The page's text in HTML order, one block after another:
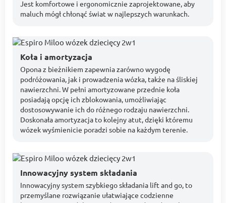
Jest komfortowe i ergonomicznie zaprojektowane, aby
maluch mógł chłonąć świat w najlepszych warunkach.
Koła i amortyzacja
Opona z bieżnikiem zapewnia zarówno wygodę
podróżowania, jak i prowadzenia wózka, także na śliskiej
nawierzchni. W pełni amortyzowane przednie koła
posiadają opcję ich zblokowania, umożliwiając
dostosowywanie ich do różnego rodzaju nawierzchni.
Doskonała amortyzacja to kolejny atut, dzięki któremu
wózek wyśmienicie poradzi sobie na każdym terenie.
Innowacyjny system składania
Innowacyjny system szybkiego składania lift and go, to
przemyślane rozwiązanie ułatwiające codzienne